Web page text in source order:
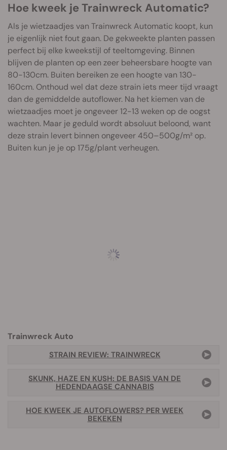
Hoe kweek je Trainwreck Automatic?
Als je wietzaadjes van Trainwreck Automatic koopt, kun
je eigenlijk niet fout gaan. De gekweekte planten passen
perfect bij elke kweekstijl of teeltomgeving. Binnen
blijven de planten op een zeer beheersbare hoogte van
80-130cm. Buiten bereiken ze een hoogte van 130-
160cm. Onthoud wel dat deze strain iets meer tijd vraagt
dan de gemiddelde autoflower. Na het kiemen van de
wietzaadjes moet je ongeveer 12-13 weken op de oogst
wachten. Maar je geduld wordt absoluut beloond, want
deze strain levert binnen ongeveer 450–500g/m² op.
Buiten kun je je op 175g/plant verheugen.
Trainwreck Auto
STRAIN REVIEW: TRAINWRECK
SKUNK, HAZE EN KUSH: DE BASIS VAN DE
HEDENDAAGSE CANNABIS
HOE KWEEK JE AUTOFLOWERS? PER WEEK
BEKEKEN